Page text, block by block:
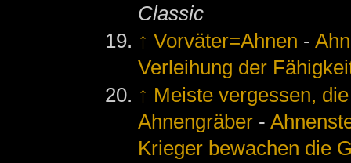
Classic
↑ Vorväter=Ahnen -
Verleihung der
↑ Meiste vergessen,
Ahnengräber -
Krieger bewachen die